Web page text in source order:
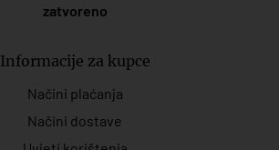
zatvoreno
Informacije za kupce
Načini plaćanja
Načini dostave